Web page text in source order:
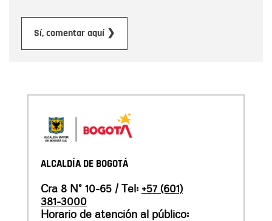
Sí, comentar aquí ❯
ALCALDÍA DE BOGOTÁ
Cra 8 N° 10-65 / Tel: +57 (601)
381-3000
Horario de atención al público: